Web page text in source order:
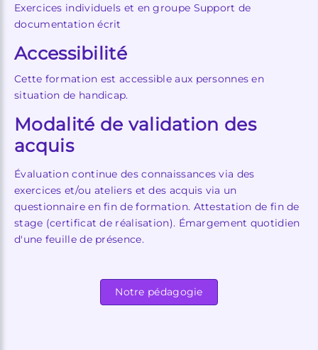
Exercices individuels et en groupe Support de
documentation écrit
Accessibilité
Cette formation est accessible aux personnes en
situation de handicap.
Modalité de validation des
acquis
Évaluation continue des connaissances via des
exercices et/ou ateliers et des acquis via un
questionnaire en fin de formation. Attestation de fin de
stage (certificat de réalisation). Émargement quotidien
d'une feuille de présence.
Notre pédagogie